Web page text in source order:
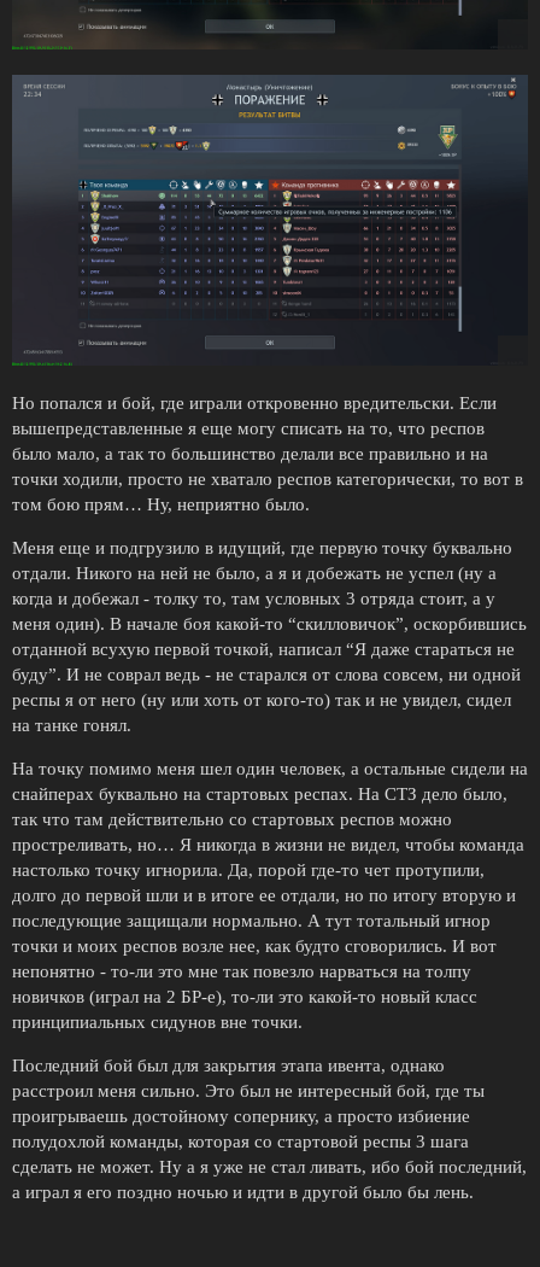
Но попался и бой, где играли откровенно вредительски. Если
вышепредставленные я еще могу списать на то, что респов
было мало, а так то большинство делали все правильно и на
точки ходили, просто не хватало респов категорически, то вот в
том бою прям… Ну, неприятно было.
Меня еще и подгрузило в идущий, где первую точку буквально
отдали. Никого на ней не было, а я и добежать не успел (ну а
когда и добежал - толку то, там условных 3 отряда стоит, а у
меня один). В начале боя какой-то “скилловичок”, оскорбившись
отданной всухую первой точкой, написал “Я даже стараться не
буду”. И не соврал ведь - не старался от слова совсем, ни одной
респы я от него (ну или хоть от кого-то) так и не увидел, сидел
на танке гонял.
На точку помимо меня шел один человек, а остальные сидели на
снайперах буквально на стартовых респах. На СТЗ дело было,
так что там действительно со стартовых респов можно
простреливать, но… Я никогда в жизни не видел, чтобы команда
настолько точку игнорила. Да, порой где-то чет протупили,
долго до первой шли и в итоге ее отдали, но по итогу вторую и
последующие защищали нормально. А тут тотальный игнор
точки и моих респов возле нее, как будто сговорились. И вот
непонятно - то-ли это мне так повезло нарваться на толпу
новичков (играл на 2 БР-е), то-ли это какой-то новый класс
принципиальных сидунов вне точки.
Последний бой был для закрытия этапа ивента, однако
расстроил меня сильно. Это был не интересный бой, где ты
проигрываешь достойному сопернику, а просто избиение
полудохлой команды, которая со стартовой респы 3 шага
сделать не может. Ну а я уже не стал ливать, ибо бой последний,
а играл я его поздно ночью и идти в другой было бы лень.